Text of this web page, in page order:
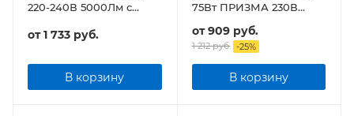
220-240В 5000Лм с
от1 733 руб.
В корзину
75Вт ПРИЗМА 230В
180х1195х19мм IP40
от909 руб.
1 212 руб. -25%
В корзину